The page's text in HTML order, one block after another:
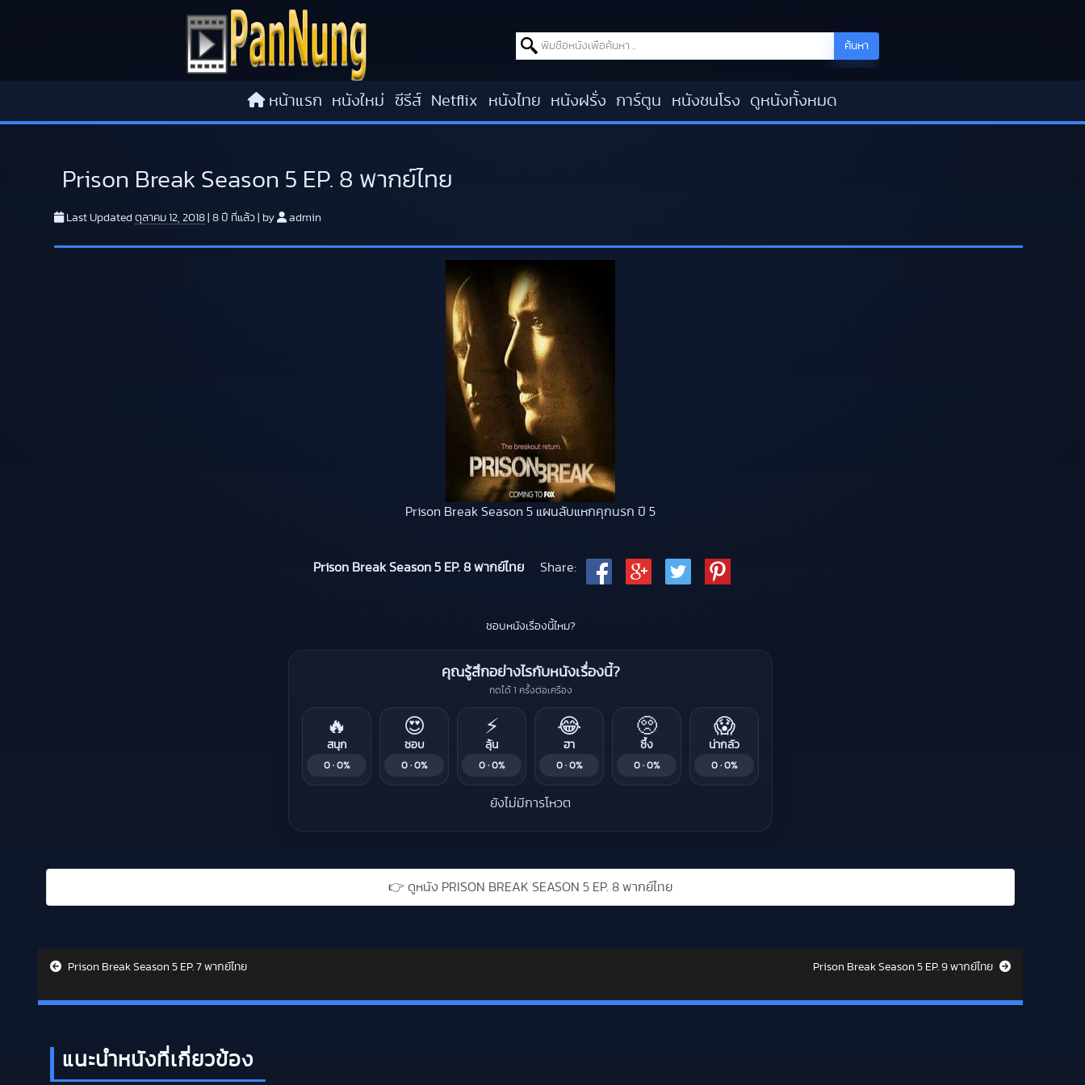
Search for: ค้นหา
หน้าแรก หนังใหม่ ซีรีส์ Netflix หนังไทย หนังฝรั่ง การ์ตูน หนังชนโรง ดูหนังทั้งหมด
Prison Break Season 5 EP. 8 พากย์ไทย
Last Updated ตุลาคม 12, 2018 8 ปี ที่แล้ว by admin
Prison Break Season 5 แผนลับแหกคุกนรก ปี 5
Prison Break Season 5 EP. 8 พากย์ไทย Share:
ชอบหนังเรื่องนี้ไหม?
คุณรู้สึกอย่างไรกับหนังเรื่องนี้?
กดได้ 1 ครั้งต่อเครื่อง
🔥
สนุก
0 · 0%
😍
ชอบ
0 · 0%
⚡
ลุ้น
0 · 0%
😂
ฮา
0 · 0%
🥺
ซึ้ง
0 · 0%
😱
น่ากลัว
0 · 0%
ยังไม่มีการโหวต
👉 ดูหนัง PRISON BREAK SEASON 5 EP. 8 พากย์ไทย
Post navigation
Prison Break Season 5 EP. 7 พากย์ไทย Prison Break Season 5 EP. 9 พากย์ไทย
แนะนำหนังที่เกี่ยวข้อง